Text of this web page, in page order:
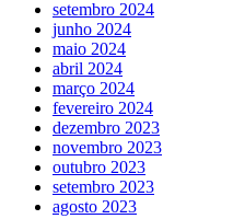
setembro 2024
junho 2024
maio 2024
abril 2024
março 2024
fevereiro 2024
dezembro 2023
novembro 2023
outubro 2023
setembro 2023
agosto 2023